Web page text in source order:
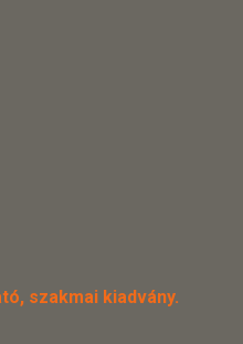
szakmai kiadvány.